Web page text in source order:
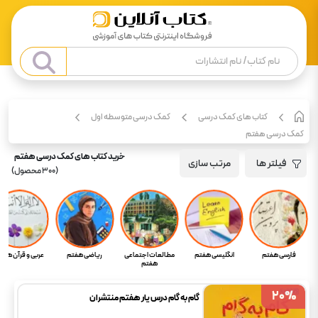
کتاب های کمک درسی
کمک درسی متوسطه اول
کمک درسی هفتم
فیلتر ها مرتب سازی
خرید کتاب های کمک درسی هفتم
(
300محصول)
فارسی هفتم انگلیسی هفتم
مطالعات اجتماعی
هفتم
ریاضی هفتم عربی و قرآن
گام به گام درس یار هفتم منتشران 20%
20%